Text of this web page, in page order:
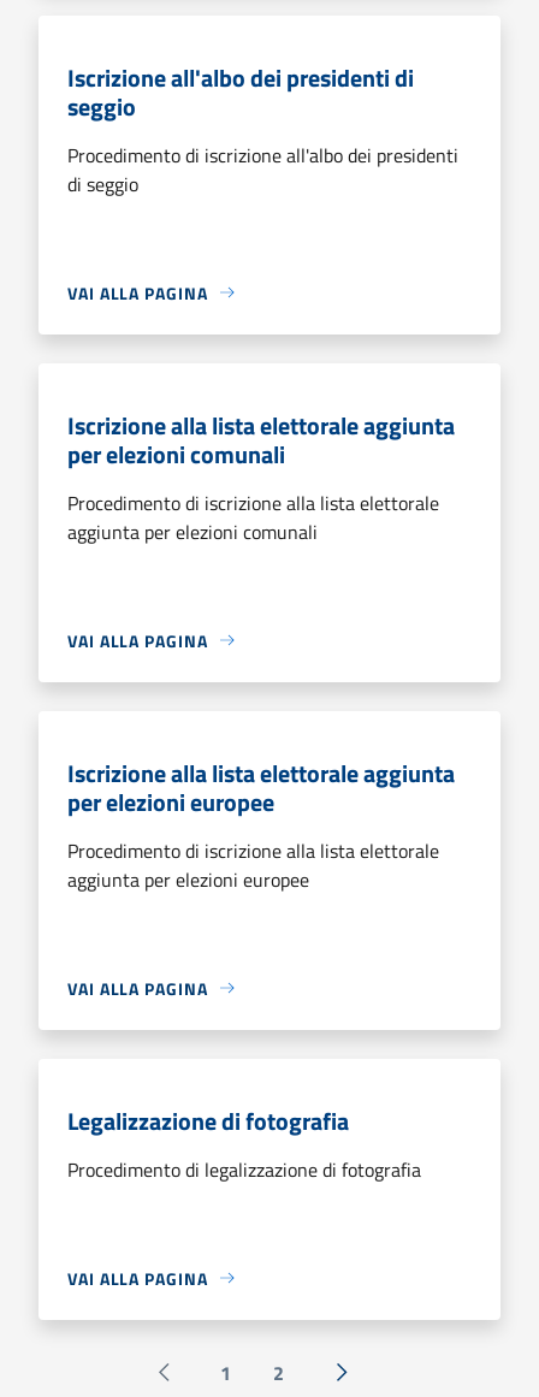
Iscrizione all'albo dei presidenti di
seggio
Procedimento di iscrizione all'albo dei presidenti
di seggio
VAI ALLA PAGINA
Iscrizione alla lista elettorale aggiunta
per elezioni comunali
Procedimento di iscrizione alla lista elettorale
aggiunta per elezioni comunali
VAI ALLA PAGINA
Iscrizione alla lista elettorale aggiunta
per elezioni europee
Procedimento di iscrizione alla lista elettorale
aggiunta per elezioni europee
VAI ALLA PAGINA
Legalizzazione di fotografia
Procedimento di legalizzazione di fotografia
VAI ALLA PAGINA
Pagina precedente
1 2 Successiva »